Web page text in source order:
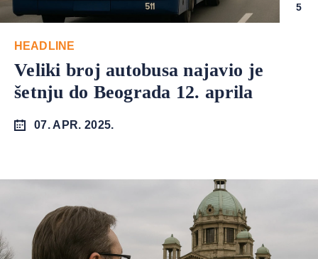
5
HEADLINE
Veliki broj autobusa najavio je
šetnju do Beograda 12. aprila
07. APR. 2025.